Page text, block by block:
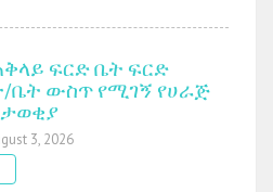
ፍርድ ቤት ፍርድ
ቤት ውስጥ የሚገኝ የሀራጅ
3, 2026